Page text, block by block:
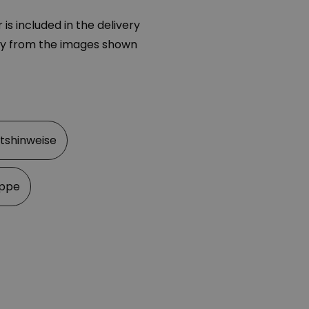
Stunden
included in the delivery
from the images shown